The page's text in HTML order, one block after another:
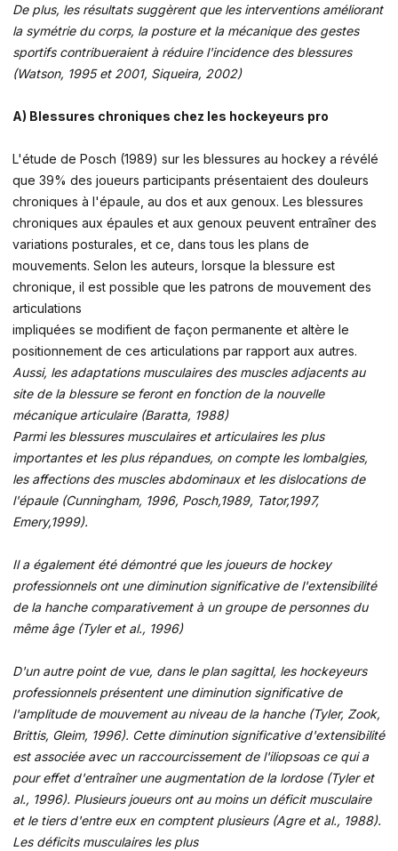
De plus, les résultats suggèrent que les interventions améliorant
la symétrie du corps, la posture et la mécanique des gestes
sportifs contribueraient à réduire l'incidence des blessures
(Watson, 1995 et 2001, Siqueira, 2002)
A) Blessures chroniques chez les hockeyeurs pro
L'étude de Posch (1989) sur les blessures au hockey a révélé
que 39% des joueurs participants présentaient des douleurs
chroniques à l'épaule, au dos et aux genoux. Les blessures
chroniques aux épaules et aux genoux peuvent entraîner des
variations posturales, et ce, dans tous les plans de
mouvements. Selon les auteurs, lorsque la blessure est
chronique, il est possible que les patrons de mouvement des
articulations
impliquées se modifient de façon permanente et altère le
positionnement de ces articulations par rapport aux autres.
Aussi, les adaptations musculaires des muscles adjacents au
site de la blessure se feront en fonction de la nouvelle
mécanique articulaire (Baratta, 1988)
Parmi les blessures musculaires et articulaires les plus
importantes et les plus répandues, on compte les lombalgies,
les affections des muscles abdominaux et les dislocations de
l'épaule (Cunningham, 1996, Posch,1989, Tator,1997,
Emery,1999).
Il a également été démontré que les joueurs de hockey
professionnels ont une diminution significative de l'extensibilité
de la hanche comparativement à un groupe de personnes du
même âge (Tyler et al., 1996)
D'un autre point de vue, dans le plan sagittal, les hockeyeurs
professionnels présentent une diminution significative de
l'amplitude de mouvement au niveau de la hanche (Tyler, Zook,
Brittis, Gleim, 1996). Cette diminution significative d'extensibilité
est associée avec un raccourcissement de l'iliopsoas ce qui a
pour effet d'entraîner une augmentation de la lordose (Tyler et
al., 1996). Plusieurs joueurs ont au moins un déficit musculaire
et le tiers d'entre eux en comptent plusieurs (Agre et al., 1988).
Les déficits musculaires les plus